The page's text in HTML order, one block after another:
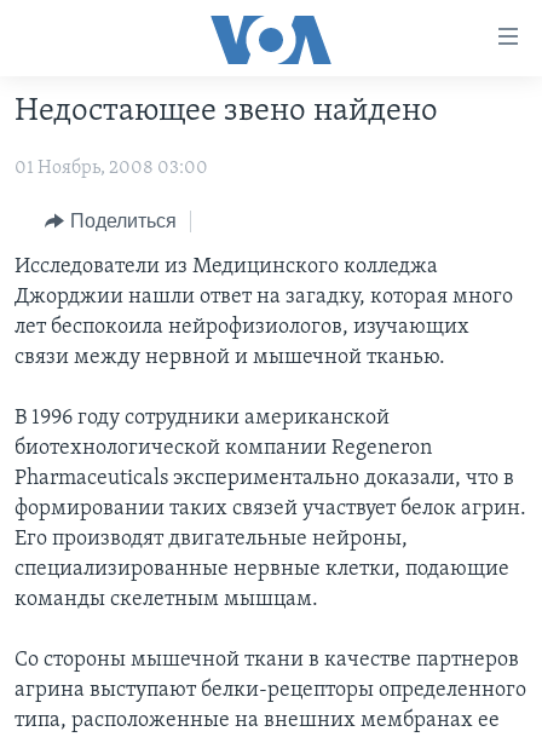
Перейти
на
основной
Перейти
основной
навигации
Перейти
ГЛАВНОЕ
ПРОГРАММЫ
АМЕРИКА
НОВОСТИ ЗА МИНУТУ
ИТОГИ
ПОЧЕМУ ЭТО ВАЖНО?
ДЕТАЛИ
НЬЮ-ЙОРК NEW YORK
АМЕРИКА. БОЛЬШОЕ ПУТЕШЕСТВИЕ
ПРОЕКТЫ
УЧИМ АНГЛИЙСКИЙ
НАША АМЕРИКАНСКАЯ ИСТОРИЯ
АМЕРИКАНСКИЕ ГОРОДКИ
ТЕСТЫ
ЭКСПЕРТИЗА
ИНТЕРВЬЮ
ФАКТЫ ПРОТИВ ФЕЙКОВ
УЧИМ АНГЛИЙСКИЙ
ВИДЕО
ПОДПИСКА НА НОВОСТИ
Learning English
СОЦИАЛЬНЫЕ СЕТИ
Недостающее звено найдено
01 Ноябрь, 2008 03:00
Поделиться
Исследователи из Медицинского колледжа
Джорджии нашли ответ на загадку, которая много
лет беспокоила нейрофизиологов, изучающих
связи между нервной и мышечной тканью.
В 1996 году сотрудники американской
биотехнологической компании Regeneron
Pharmaceuticals экспериментально доказали, что в
формировании таких связей участвует белок агрин.
Его производят двигательные нейроны,
специализированные нервные клетки, подающие
команды скелетным мышцам.
Со стороны мышечной ткани в качестве партнеров
агрина выступают белки-рецепторы определенного
типа, расположенные на внешних мембранах ее